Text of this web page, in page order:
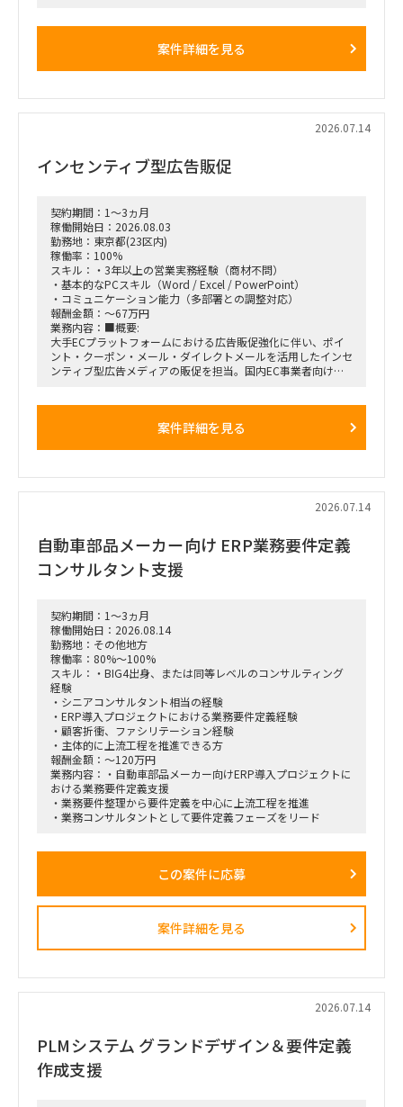
・関係部署およびプロジェクト関係者との調整
・大量かつ複雑な情報を整理し、分かりやすく体系化できる方
・関係者へのヒアリングから必要な情報を引き出し、文書へ落
とし込める方
・自ら論点を整理し、主体的に成果物作成を進められる方
・経営層や管理職を含む関係者と円滑にコミュニケーションが
取れる方
【勤務地】
東京都千代田区・大手町
※週2～3日程度の出社を想定
【期間】
2026年8月中旬～2026年11月末
【稼働率】
※80％稼働可能な方を優先
案件詳細を見る
2026.07.14
インセンティブ型広告販促
契約期間：1～3ヵ月
稼働開始日：2026.08.03
勤務地：東京都(23区内)
稼働率：100%
スキル：・3年以上の営業実務経験（商材不問）
・基本的なPCスキル（Word / Excel / PowerPoint）
・コミュニケーション能力（多部署との調整対応）
報酬金額：～67万円
業務内容：■概要:
大手ECプラットフォームにおける広告販促強化に伴い、ポイ
ント・クーポン・メール・ダイレクトメールを活用したインセ
ンティブ型広告メディアの販促を担当。国内EC事業者向け広
■契約開始時期:3ヶ月～案件詳細を見る
2026.07.14
自動車部品メーカー向け ERP業務要件定義
コンサルタント支援
契約期間：1～3ヵ月
稼働開始日：2026.08.14
勤務地：その他地方
稼働率：80%～100%
スキル：・BIG4出身、または同等レベルのコンサルティング
経験
・シニアコンサルタント相当の経験
・ERP導入プロジェクトにおける業務要件定義経験
・顧客折衝、ファシリテーション経験
・主体的に上流工程を推進できる方
報酬金額：～120万円
業務内容：・自動車部品メーカー向けERP導入プロジェクトに
おける業務要件定義支援
・業務要件整理から要件定義を中心に上流工程を推進
・業務コンサルタントとして要件定義フェーズをリード
この案件に応募
案件詳細を見る
2026.07.14
PLMシステム グランドデザイン＆要件定義
作成支援